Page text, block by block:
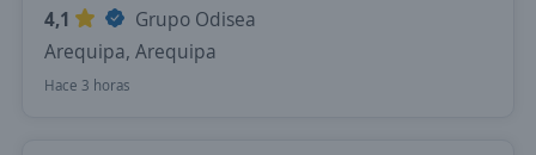
4,1
Grupo Odisea
Arequipa, Arequipa
Hace 3 horas